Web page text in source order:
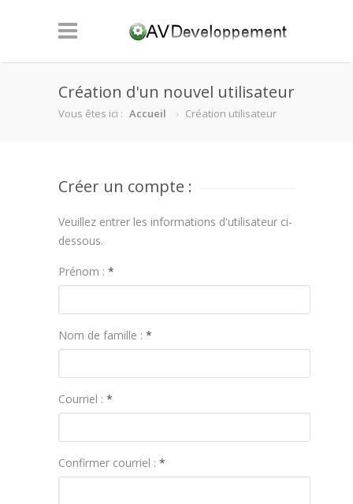
Création d'un nouvel utilisateur
Vous êtes ici : Accueil Création utilisateur
Créer un compte :
Veuillez entrer les informations d'utilisateur ci-
dessous.
Prénom : *
Nom de famille : *
Courriel : *
Confirmer courriel : *